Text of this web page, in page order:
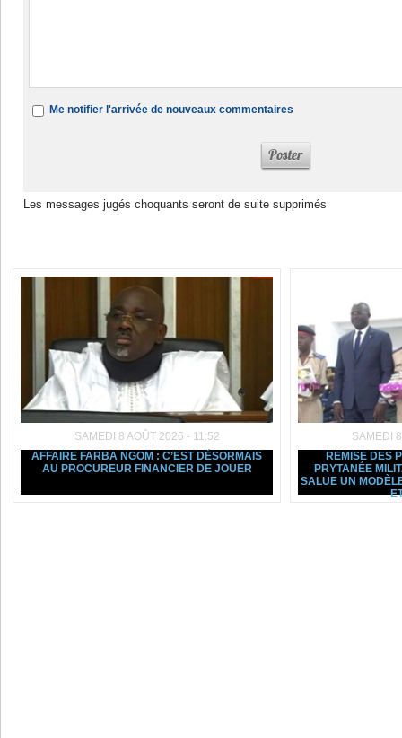
Me notifier l'arrivée de nouveaux commentaires
Les messages jugés choquants seront de suite supprimés
SAMEDI 8 AOÛT 2026 - 11:52
AFFAIRE FARBA NGOM : C’EST DÉSORMAIS
AU PROCUREUR FINANCIER DE JOUER
SAMEDI
REMISE DES
PRYTANÉE
SALUE UN